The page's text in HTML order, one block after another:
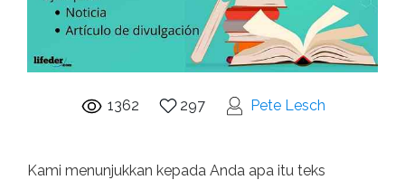
1362 297 Pete Lesch
Kami menunjukkan kepada Anda apa itu teks